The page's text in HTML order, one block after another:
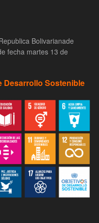
Bolivarianade
fecha martes 13 de
Desarrollo Sostenible